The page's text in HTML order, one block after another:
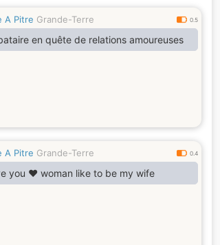
A Pitre Grande-Terre 0.5
en quête de relations amoureuses
A Pitre Grande-Terre 0.4
you ❤️ woman like to be my wife